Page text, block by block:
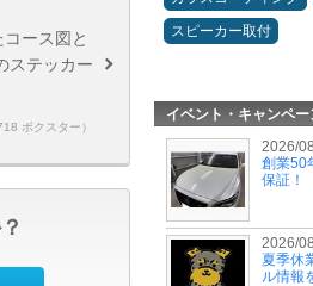
ース図と
ステッカー
ボクスター）
スピーカー取付
イベント・キャンペー
2026/
創業
保証！
2026/
夏季休
ル情報